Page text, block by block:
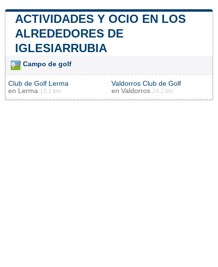
ACTIVIDADES Y OCIO EN LOS
ALREDEDORES DE
IGLESIARRUBIA
Campo de golf
Club de Golf Lerma
en Lerma 10.1 km
Valdorros Club de Golf
en Valdorros 24.2 km